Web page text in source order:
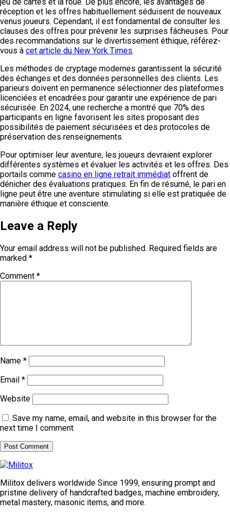
réception et les offres habituellement séduisent de nouveaux
venus joueurs. Cependant, il est fondamental de consulter les
clauses des offres pour prévenir les surprises fâcheuses. Pour
des recommandations sur le divertissement éthique, référez-
vous à cet article du New York Times.
Les méthodes de cryptage modernes garantissent la sécurité
des échanges et des données personnelles des clients. Les
parieurs doivent en permanence sélectionner des plateformes
licenciées et encadrées pour garantir une expérience de pari
sécurisée. En 2024, une recherche a montré que 70% des
participants en ligne favorisent les sites proposant des
possibilités de paiement sécurisées et des protocoles de
préservation des renseignements.
Pour optimiser leur aventure, les joueurs devraient explorer
différentes systèmes et évaluer les activités et les offres. Des
portails comme casino en ligne retrait immédiat offrent de
dénicher des évaluations pratiques. En fin de résumé, le pari en
ligne peut être une aventure stimulating si elle est pratiquée de
manière éthique et consciente.
Leave a Reply
Your email address will not be published. Required fields are
marked *
Comment *
Name *
Email *
Website
Save my name, email, and website in this browser for the
next time I comment.
Militox delivers worldwide Since 1999, ensuring prompt and
pristine delivery of handcrafted badges, machine embroidery,
metal mastery, masonic items, and more.